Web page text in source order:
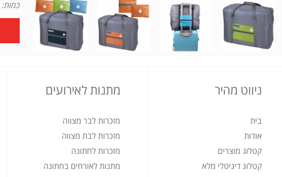
כמות:
ניווט מהיר
בית
אודות
קטלוג מוצרים
קטלוג דיגיטלי מלא
מתנות לאירועים
מזכרות לבר מצווה
מזכרות לבת מצווה
מזכרות לחתונה
מתנות לאורחים בחתונה